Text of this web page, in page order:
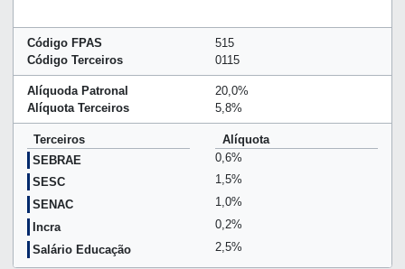
Código FPAS
515
Código Terceiros
0115
Alíquoda Patronal
20,0%
Alíquota Terceiros
5,8%
Terceiros
Alíquota
SEBRAE
0,6%
SESC
1,5%
SENAC
1,0%
Incra
0,2%
Salário Educação
2,5%